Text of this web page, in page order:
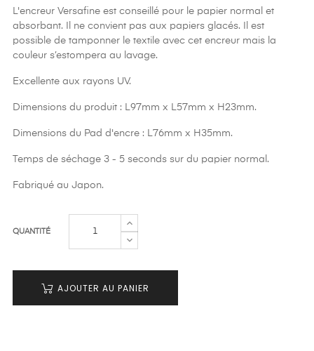
L'encreur Versafine est conseillé pour le papier normal et
absorbant. Il ne convient pas aux papiers glacés. Il est
possible de tamponner le textile avec cet encreur mais la
couleur s’estompera au lavage.
Excellente aux rayons UV.
Dimensions du produit : L97mm x L57mm x H23mm.
Dimensions du Pad d'encre : L76mm x H35mm.
Temps de séchage 3 - 5 seconds sur du papier normal.
Fabriqué au Japon.
QUANTITÉ
AJOUTER AU PANIER